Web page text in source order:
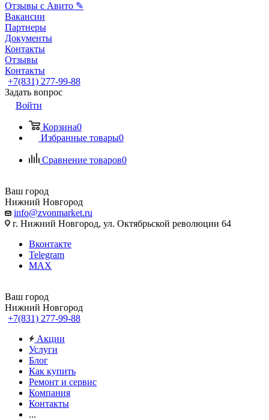
Отзывы с Авито ✎
Вакансии
Партнеры
Документы
Контакты
Отзывы
Контакты
+7(831) 277-99-88
Задать вопрос
Войти
Корзина0
Избранные товары0
Сравнение товаров0
Ваш город
Нижний Новгород
info@zvonmarket.ru
г. Нижний Новгород, ул. Октябрьской революции 64
Вконтакте
Telegram
MAX
Ваш город
Нижний Новгород
+7(831) 277-99-88
Акции
Услуги
Блог
Как купить
Ремонт и сервис
Компания
Контакты
...